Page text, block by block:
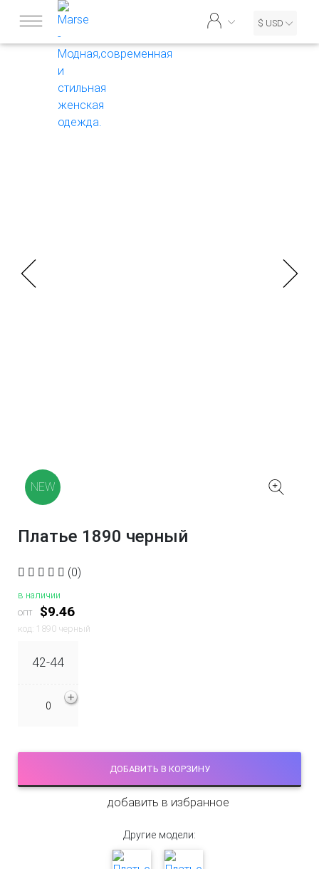
$ USD
NEW
Платье 1890 черный
(0)
в наличии
опт
$9.46
код: 1890 черный
42-44
ДОБАВИТЬ В КОРЗИНУ
добавить в избранное
Другие модели: